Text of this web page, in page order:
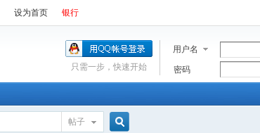
设为首页 银行
用户名
密码
只需一步，快速开始
帖子